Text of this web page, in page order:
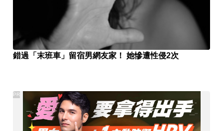
錯過「末班車」留宿男網友家！ 她慘遭性侵2次
PR